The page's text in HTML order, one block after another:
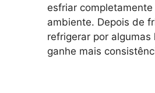
esfriar
ambiente. Depois de
refrigerar por algumas
ganhe mais